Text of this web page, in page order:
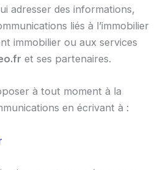
adresser des informations,
liés à l’immobilier
immobilier ou aux services
et ses partenaires.
à tout moment à la
en écrivant à :